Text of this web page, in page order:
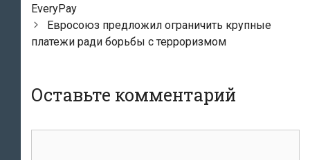
записям
EveryPay
Евросоюз предложил ограничить крупные
платежи ради борьбы с терроризмом
Оставьте комментарий